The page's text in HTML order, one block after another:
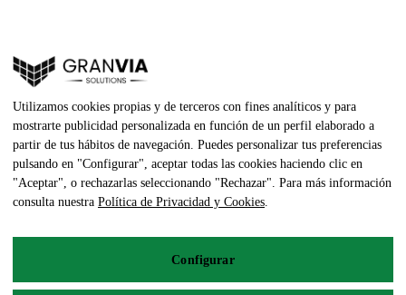
Utilizamos cookies propias y de terceros con fines analíticos y para
mostrarte publicidad personalizada en función de un perfil elaborado a
partir de tus hábitos de navegación. Puedes personalizar tus preferencias
pulsando en "Configurar", aceptar todas las cookies haciendo clic en
"Aceptar", o rechazarlas seleccionando "Rechazar". Para más información
consulta nuestra Política de Privacidad y Cookies.
Configurar